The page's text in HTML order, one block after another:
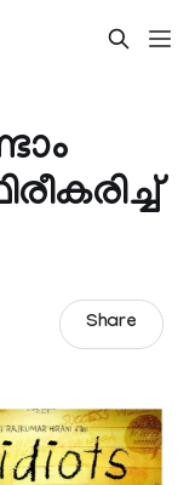
Share